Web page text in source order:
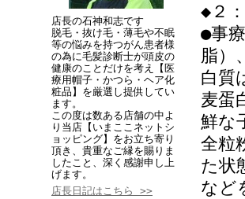
店長の石神和志です
脱毛・抜け毛・薄毛や不眠
等の悩みを持つがん患者様
の為に毛髪診断士が頭皮の
健康のことだけを考え【医
療用帽子・かつら・ヘア化
粧品】を厳選し提供してい
ます。
この度は数ある店舗の中よ
り当店【いまここネットシ
ョッピング】をお立ち寄り
頂き、貴重なご縁を賜りま
したこと、深く感謝申し上
げます。
店長日記はこちら >>
◆２
●事
脂）
白質
麦蛋
鮮な
全粒
た状
など